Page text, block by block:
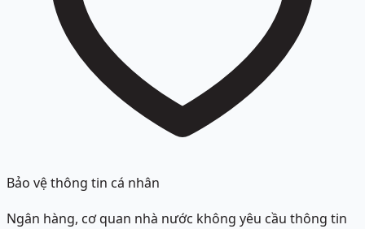
Bảo vệ thông tin cá nhân
Ngân hàng, cơ quan nhà nước không yêu cầu thông tin